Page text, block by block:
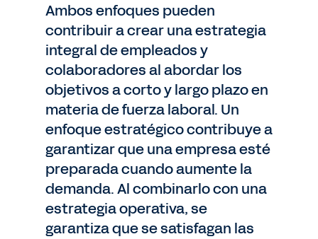
Ambos enfoques pueden
contribuir a crear una estrategia
integral de empleados y
colaboradores al abordar los
objetivos a corto y largo plazo en
materia de fuerza laboral. Un
enfoque estratégico contribuye a
garantizar que una empresa esté
preparada cuando aumente la
demanda. Al combinarlo con una
estrategia operativa, se
garantiza que se satisfagan las